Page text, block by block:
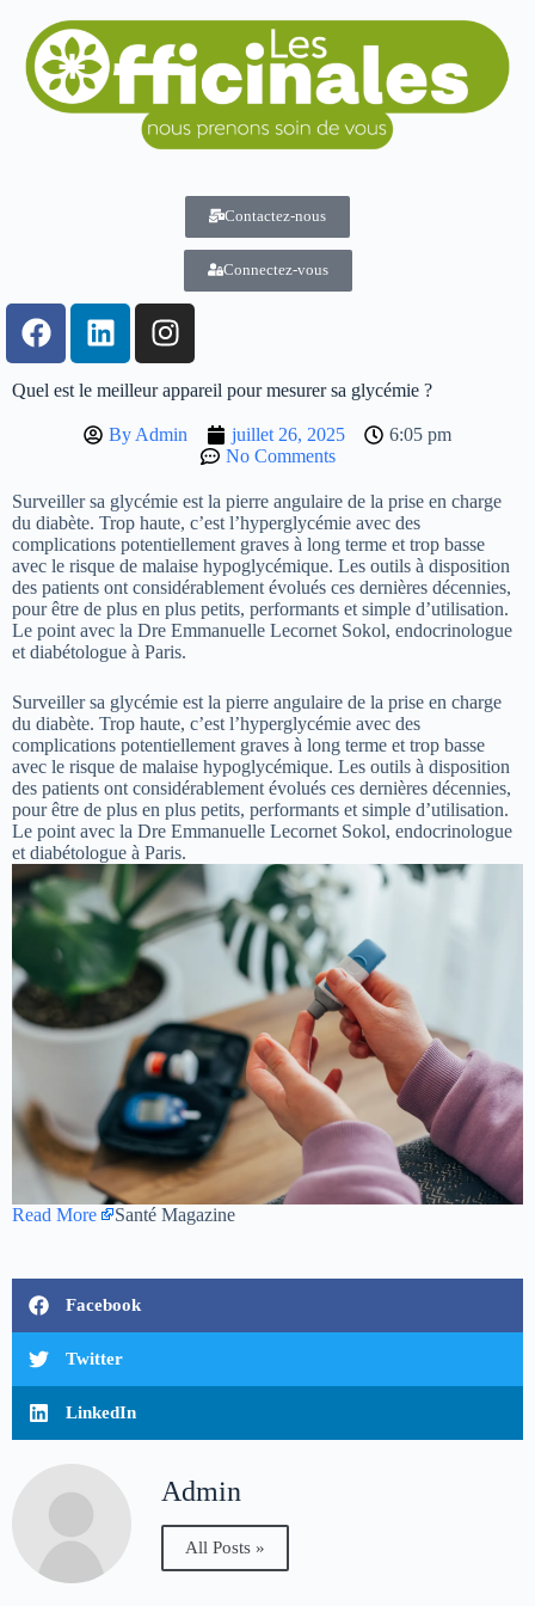
Contactez-nous
Connectez-vous
Quel est le meilleur appareil pour mesurer sa glycémie ?
By Admin juillet 26, 2025
6:05 pm
No Comments
Surveiller sa glycémie est la pierre angulaire de la prise en charge
du diabète. Trop haute, c’est l’hyperglycémie avec des
complications potentiellement graves à long terme et trop basse
avec le risque de malaise hypoglycémique. Les outils à disposition
des patients ont considérablement évolués ces dernières décennies,
pour être de plus en plus petits, performants et simple d’utilisation.
Le point avec la Dre Emmanuelle Lecornet Sokol, endocrinologue
et diabétologue à Paris.
Surveiller sa glycémie est la pierre angulaire de la prise en charge
du diabète. Trop haute, c’est l’hyperglycémie avec des
complications potentiellement graves à long terme et trop basse
avec le risque de malaise hypoglycémique. Les outils à disposition
des patients ont considérablement évolués ces dernières décennies,
pour être de plus en plus petits, performants et simple d’utilisation.
Le point avec la Dre Emmanuelle Lecornet Sokol, endocrinologue
et diabétologue à Paris.
Read More Santé Magazine
Facebook
Twitter
LinkedIn
Admin
All Posts »